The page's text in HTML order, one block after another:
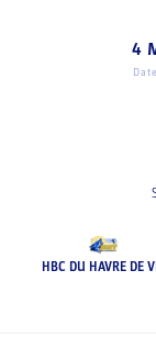
4
HBC DU HAVRE DE